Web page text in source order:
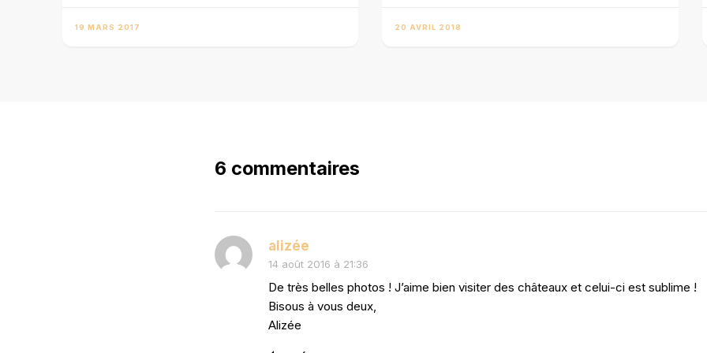
19 MARS 2017 20 AVRIL 2018
6 commentaires
alizée
14 août 2016 à 21:36
De très belles photos ! J’aime bien visiter des châteaux et celui-ci est sublime !
Bisous à vous deux,
Alizée